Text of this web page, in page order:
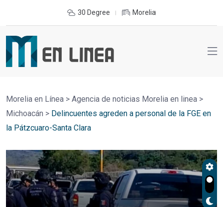
30 Degree Morelia
Morelia en Línea > Agencia de noticias Morelia en linea >
Michoacán > Delincuentes agreden a personal de la FGE en
la Pátzcuaro-Santa Clara